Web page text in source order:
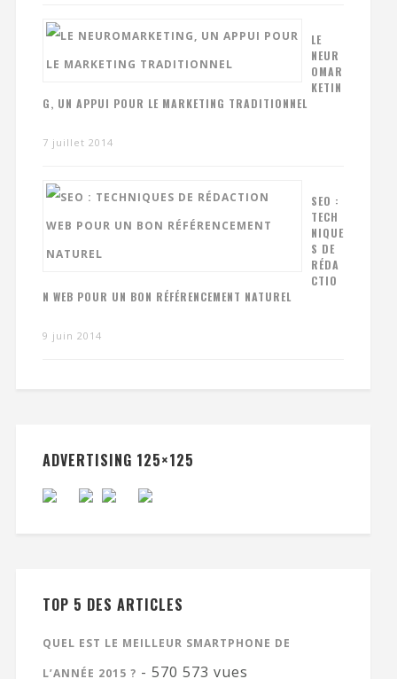
LE
NEUR
OMAR
KETIN
G, UN APPUI POUR LE MARKETING TRADITIONNEL
7 juillet 2014
SEO :
TECH
NIQUE
S DE
RÉDA
CTIO
N WEB POUR UN BON RÉFÉRENCEMENT NATUREL
9 juin 2014
ADVERTISING 125×125
TOP 5 DES ARTICLES
QUEL EST LE MEILLEUR SMARTPHONE DE
L’ANNÉE 2015 ? - 570 573 vues